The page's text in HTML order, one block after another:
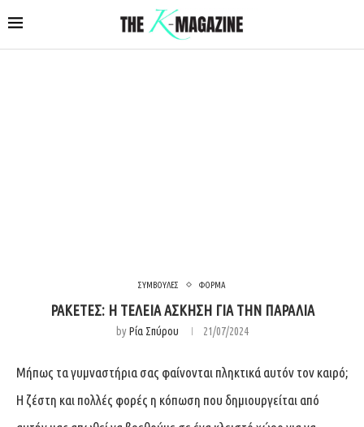
ΣΥΜΒΟΥΛΕΣ ΦΟΡΜΑ
ΡΑΚΕΤΕΣ: Η ΤΕΛΕΙΑ ΑΣΚΗΣΗ ΓΙΑ ΤΗΝ ΠΑΡΑΛΙΑ
byΡία Σπύρου 21/07/2024
Μήπως τα γυμναστήρια σας φαίνονται πληκτικά αυτόν τον καιρό;
Η ζέστη και πολλές φορές η κόπωση που δημιουργείται από